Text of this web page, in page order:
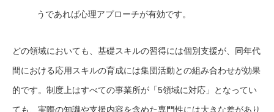
うであれば心理アプローチが有効です。
どの領域においても、基礎スキルの習得には個別支援が、同年代
間における応用スキルの育成には集団活動との組み合わせが効果
的です。制度上はすべての事業所が「5領域に対応」となってい
ても、実際の知識や支援内容を含めた専門性には大きな差があり